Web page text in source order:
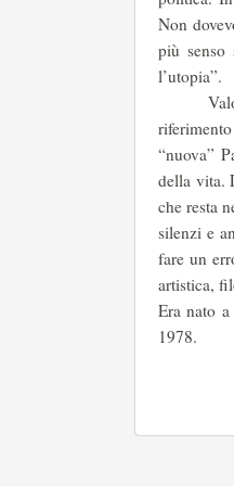
Non
più senso
l’utopia”.
Valori.
“nuova”
della vita.
che resta
silenzi e
fare un
artistica,
Era nato
1978.